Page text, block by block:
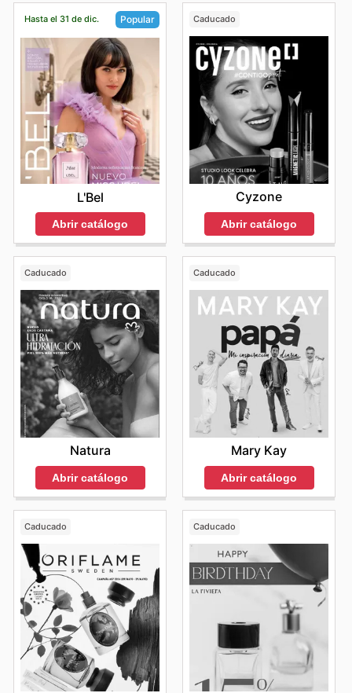
Hasta el 31 de dic. Popular
L'Bel
Abrir catálogo
Caducado
Cyzone
Abrir catálogo
Caducado
Natura
Abrir catálogo
Caducado
Mary Kay
Abrir catálogo
Caducado Caducado